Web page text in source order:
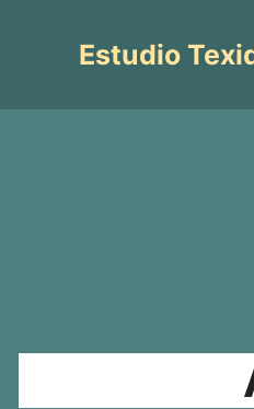
contenidoEstudio